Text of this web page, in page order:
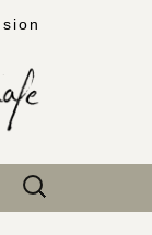
Rechercher :